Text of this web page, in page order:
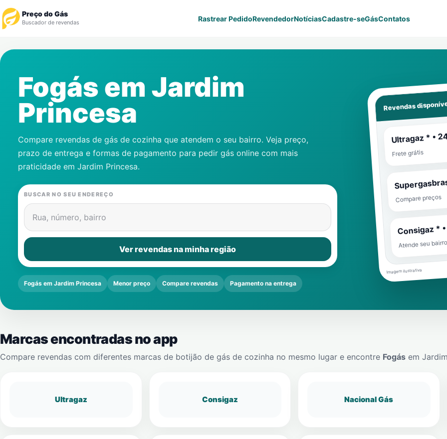
Preço do Gás
Buscador de revendas Rastrear PedidoRevendedorNotíciasCadastre-seGásContatos
Revendedor
Notícias
Gás
Contatos
Fogás em Jardim
Princesa
Compare revendas de gás de cozinha que atendem o seu bairro. Veja preço,
prazo de entrega e formas de pagamento para pedir gás online com mais
praticidade em Jardim Princesa.
BUSCAR NO SEU ENDEREÇO
Rua, número, bairro
Ver revendas na minha região
Fogás em Jardim Princesa Menor preço Compare revendas Pagamento na entrega
Revendas
Ultragaz * •
Frete grátis
Compare preços
Consigaz *
Atende seu
Imagem ilustrativa
Marcas encontradas no app
Compare revendas com diferentes marcas de botijão de gás de cozinha no mesmo lugar e encontre Fogás em
Ultragaz Consigaz Nacional Gás